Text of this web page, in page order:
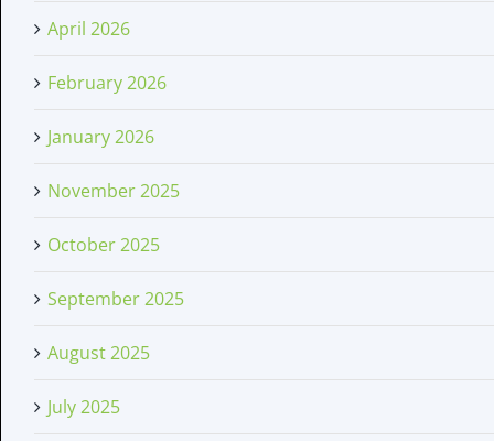
April 2026
February 2026
January 2026
November 2025
October 2025
September 2025
August 2025
July 2025